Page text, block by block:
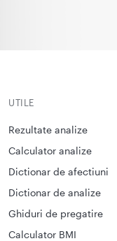
UTILE
Rezultate analize
Calculator analize
Dictionar de afectiuni
Dictionar de analize
Ghiduri de pregatire
Calculator BMI